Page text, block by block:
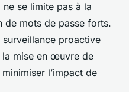
ne se limite pas à la
de mots de passe forts.
proactive
la mise en œuvre de
l’impact de